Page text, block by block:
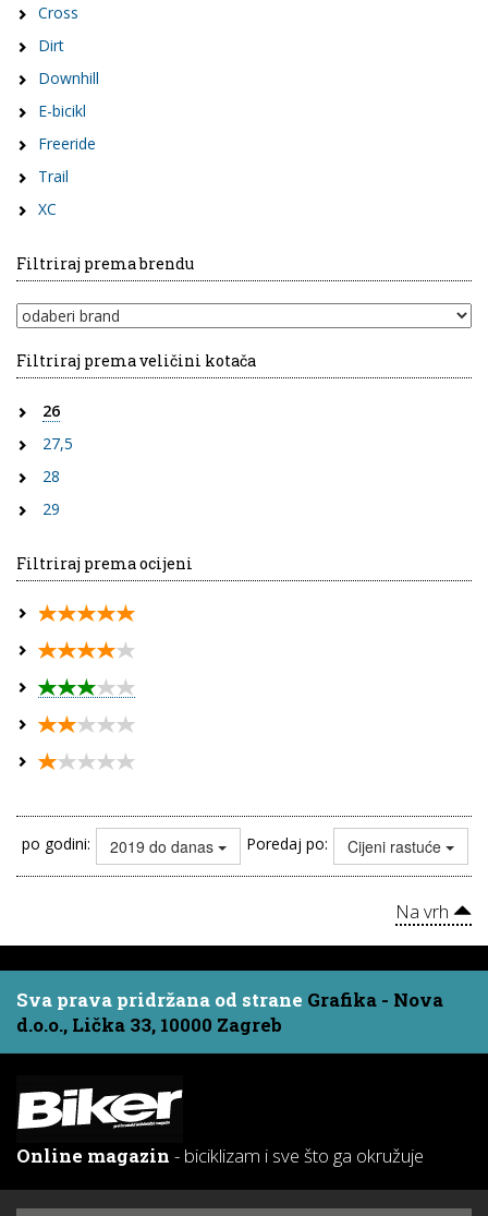
Cross
Dirt
Downhill
E-bicikl
Freeride
Trail
XC
Filtriraj prema brendu
Filtriraj prema veličini kotača
26
27,5
28
29
Filtriraj prema ocijeni
po godini: 2019 do danas Poredaj po: Cijeni rastuće
Na vrh
Sva prava pridržana od strane Grafika - Nova
d.o.o., Lička 33, 10000 Zagreb
Online magazin - biciklizam i sve što ga okružuje